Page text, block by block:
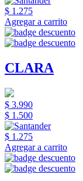
$ 1.275
Agregar a carrito
CLARA
$ 3.990
$ 1.500
$ 1.275
Agregar a carrito